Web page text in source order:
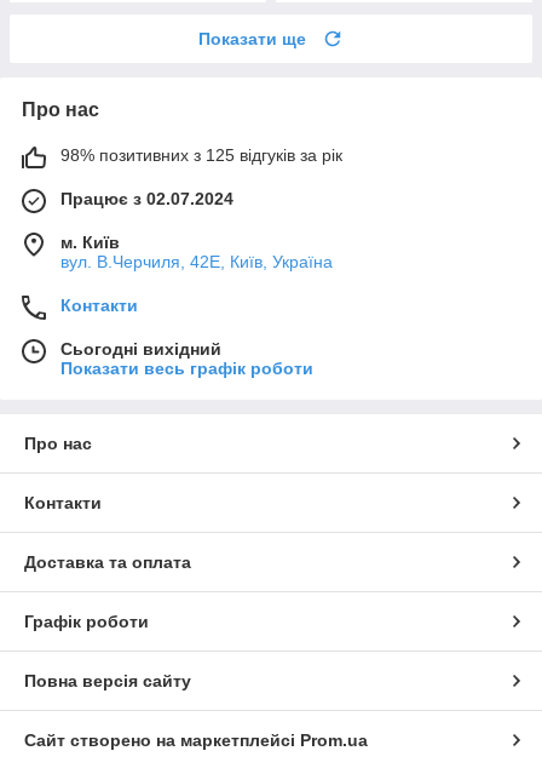
Показати ще
Про нас
98% позитивних з 125 відгуків за рік
Працює з 02.07.2024
м. Київ
вул. В.Черчиля, 42Е, Київ, Україна
Контакти
Сьогодні вихідний
Показати весь графік роботи
Про нас
Контакти
Доставка та оплата
Графік роботи
Повна версія сайту
Сайт створено на маркетплейсі Prom.ua